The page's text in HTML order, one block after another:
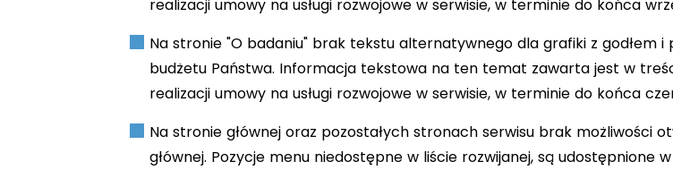
realizacji umowy na usługi rozwojowe w serwisie, w terminie do końca
Na stronie "O badaniu" brak tekstu alternatywnego dla grafiki z godłem
budżetu Państwa. Informacja tekstowa na ten temat zawarta jest w
realizacji umowy na usługi rozwojowe w serwisie, w terminie do końca
Na stronie głównej oraz pozostałych stronach serwisu brak możliwości
głównej. Pozycje menu niedostępne w liście rozwijanej, są udostępnione